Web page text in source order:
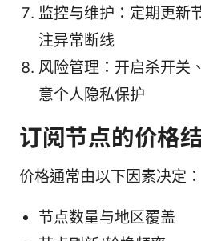
监控与维护：定期更新
注异常断线
风险管理：开启杀开关
意个人隐私保护
订阅节点的价格
价格通常由以下因素决定：
节点数量与地区覆盖